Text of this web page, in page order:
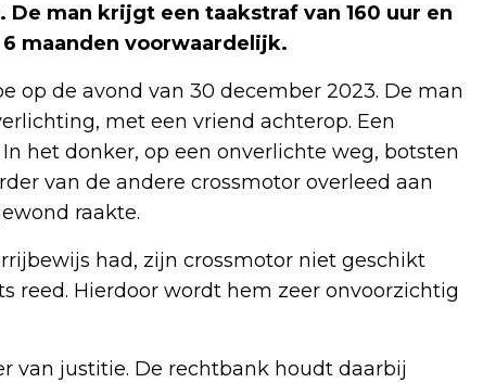
man krijgt een taakstraf van 160 uur en
maanden voorwaardelijk.
op de avond van 30 december 2023. De man
met een vriend achterop. Een
het donker, op een onverlichte weg, botsten
van de andere crossmotor overleed aan
raakte.
had, zijn crossmotor niet geschikt
reed. Hierdoor wordt hem zeer onvoorzichtig
van justitie. De rechtbank houdt daarbij